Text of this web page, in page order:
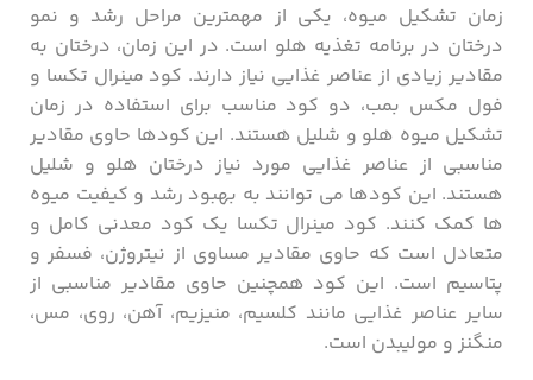
زمان تشکیل میوه، یکی از مهمترین مراحل رشد و نمو
درختان در برنامه تغذیه هلو است. در این زمان، درختان به
مقادیر زیادی از عناصر غذایی نیاز دارند. کود مینرال تکسا و
فول مکس بمب، دو کود مناسب برای استفاده در زمان
تشکیل میوه هلو و شلیل هستند. این کودها حاوی مقادیر
مناسبی از عناصر غذایی مورد نیاز درختان هلو و شلیل
هستند. این کودها می توانند به بهبود رشد و کیفیت میوه
ها کمک کنند. کود مینرال تکسا یک کود معدنی کامل و
متعادل است که حاوی مقادیر مساوی از نیتروژن، فسفر و
پتاسیم است. این کود همچنین حاوی مقادیر مناسبی از
سایر عناصر غذایی مانند کلسیم، منیزیم، آهن، روی، مس،
منگنز و مولیبدن است.